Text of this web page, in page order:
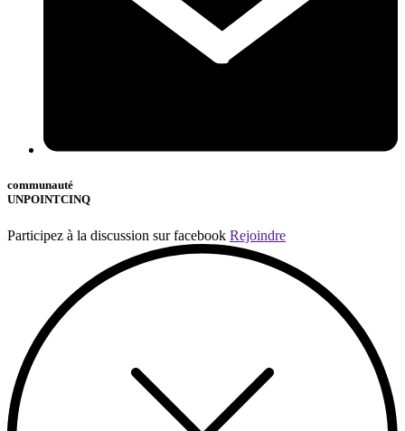
communauté
UNPOINTCINQ
Participez à la discussion sur facebook Rejoindre